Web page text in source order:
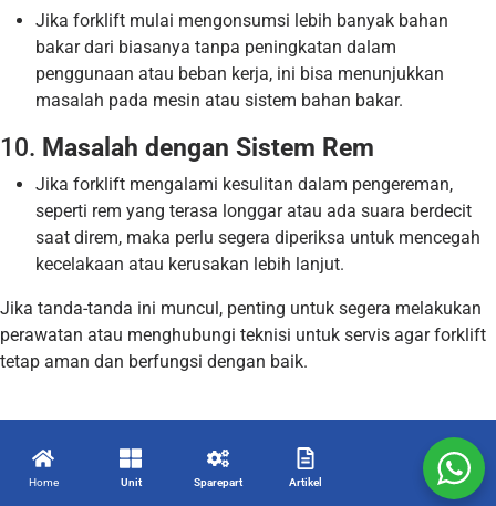
Jika forklift mulai mengonsumsi lebih banyak bahan
bakar dari biasanya tanpa peningkatan dalam
penggunaan atau beban kerja, ini bisa menunjukkan
masalah pada mesin atau sistem bahan bakar.
10. Masalah dengan Sistem Rem
Jika forklift mengalami kesulitan dalam pengereman,
seperti rem yang terasa longgar atau ada suara berdecit
saat direm, maka perlu segera diperiksa untuk mencegah
kecelakaan atau kerusakan lebih lanjut.
Jika tanda-tanda ini muncul, penting untuk segera melakukan
perawatan atau menghubungi teknisi untuk servis agar forklift
tetap aman dan berfungsi dengan baik.
Home Unit Sparepart Artikel